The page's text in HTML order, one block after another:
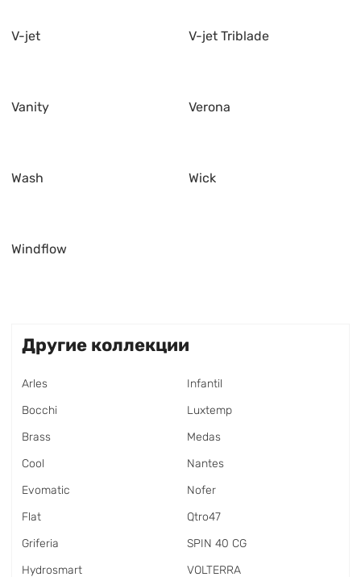
V-jet V-jet Triblade
Vanity Verona
Wash Wick
Windflow
Другие коллекции
Arles
Bocchi
Brass
Cool
Evomatic
Flat
Griferia
Hydrosmart
Infantil
Luxtemp
Medas
Nantes
Nofer
Qtro47
SPIN 40 CG
VOLTERRA